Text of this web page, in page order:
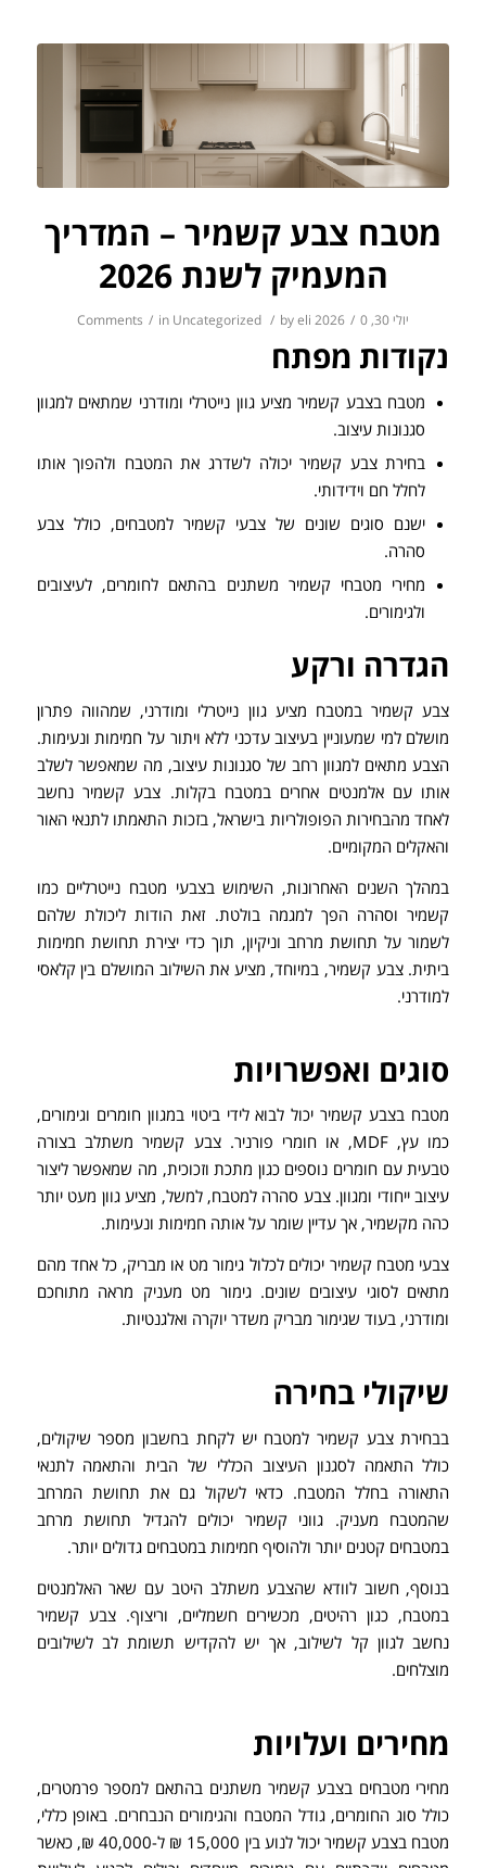
מטבח צבע קשמיר – המדריך
המעמיק לשנת 2026
יולי 30, 2026 / 0 Comments
/ in Uncategorized / by eli
נקודות מפתח
מטבח בצבע קשמיר מציע גוון נייטרלי ומודרני שמתאים למגוון
סגנונות עיצוב.
בחירת צבע קשמיר יכולה לשדרג את המטבח ולהפוך אותו
לחלל חם וידידותי.
ישנם סוגים שונים של צבעי קשמיר למטבחים, כולל צבע
סהרה.
מחירי מטבחי קשמיר משתנים בהתאם לחומרים, לעיצובים
ולגימורים.
הגדרה ורקע
צבע קשמיר במטבח מציע גוון נייטרלי ומודרני, שמהווה פתרון
מושלם למי שמעוניין בעיצוב עדכני ללא ויתור על חמימות ונעימות.
הצבע מתאים למגוון רחב של סגנונות עיצוב, מה שמאפשר לשלב
אותו עם אלמנטים אחרים במטבח בקלות. צבע קשמיר נחשב
לאחד מהבחירות הפופולריות בישראל, בזכות התאמתו לתנאי האור
והאקלים המקומיים.
במהלך השנים האחרונות, השימוש בצבעי מטבח נייטרליים כמו
קשמיר וסהרה הפך למגמה בולטת. זאת הודות ליכולת שלהם
לשמור על תחושת מרחב וניקיון, תוך כדי יצירת תחושת חמימות
ביתית. צבע קשמיר, במיוחד, מציע את השילוב המושלם בין קלאסי
למודרני.
סוגים ואפשרויות
מטבח בצבע קשמיר יכול לבוא לידי ביטוי במגוון חומרים וגימורים,
כמו עץ, MDF, או חומרי פורניר. צבע קשמיר משתלב בצורה
טבעית עם חומרים נוספים כגון מתכת וזכוכית, מה שמאפשר ליצור
עיצוב ייחודי ומגוון. צבע סהרה למטבח, למשל, מציע גוון מעט יותר
כהה מקשמיר, אך עדיין שומר על אותה חמימות ונעימות.
צבעי מטבח קשמיר יכולים לכלול גימור מט או מבריק, כל אחד מהם
מתאים לסוגי עיצובים שונים. גימור מט מעניק מראה מתוחכם
ומודרני, בעוד שגימור מבריק משדר יוקרה ואלגנטיות.
שיקולי בחירה
בבחירת צבע קשמיר למטבח יש לקחת בחשבון מספר שיקולים,
כולל התאמה לסגנון העיצוב הכללי של הבית והתאמה לתנאי
התאורה בחלל המטבח. כדאי לשקול גם את תחושת המרחב
שהמטבח מעניק. גווני קשמיר יכולים להגדיל תחושת מרחב
במטבחים קטנים יותר ולהוסיף חמימות במטבחים גדולים יותר.
בנוסף, חשוב לוודא שהצבע משתלב היטב עם שאר האלמנטים
במטבח, כגון רהיטים, מכשירים חשמליים, וריצוף. צבע קשמיר
נחשב לגוון קל לשילוב, אך יש להקדיש תשומת לב לשילובים
מוצלחים.
מחירים ועלויות
מחירי מטבחים בצבע קשמיר משתנים בהתאם למספר פרמטרים,
כולל סוג החומרים, גודל המטבח והגימורים הנבחרים. באופן כללי,
מטבח בצבע קשמיר יכול לנוע בין 15,000 ₪ ל-40,000 ₪, כאשר